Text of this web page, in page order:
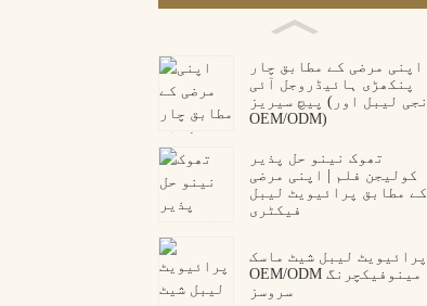
اپنی مرضی کے مطابق چار
پنکھڑی ہائیڈروجل آئی
پیچ سیریز (نجی لیبل اور
OEM/ODM)
تھوک نینو حل پذیر
کولیجن فلم | اپنی مرضی
کے مطابق پرائیویٹ لیبل
فیکٹری
پرائیویٹ لیبل شیٹ ماسک
OEM/ODM مینوفیکچرنگ
سروسز